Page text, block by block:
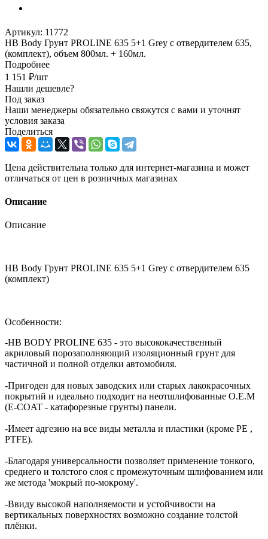
Артикул: 11772
HB Body Грунт PROLINE 635 5+1 Grey с отвердителем 635,
(комплект), объем 800мл. + 160мл.
Подробнее
1 151 ₽/шт
Нашли дешевле?
Под заказ
Наши менеджеры обязательно свяжутся с вами и уточнят
условия заказа
Поделиться
Цена действительна только для интернет-магазина и может
отличаться от цен в розничных магазинах
Описание
Описание
HB Body Грунт PROLINE 635 5+1 Grey с отвердителем 635
(комплект)
Особенности:
-HB BODY PROLINE 635 - это высококачественный
акриловый порозаполняющий изоляционный грунт для
частичной и полной отделки автомобиля.
-Пригоден для новых заводских или старых лакокрасочных
покрытий и идеально подходит на неотшлифованные O.E.M
(E-COAT - катафорезные грунты) панели.
-Имеет адгезию на все виды металла и пластики (кроме PE ,
PTFE).
-Благодаря универсальности позволяет применение тонкого,
среднего и толстого слоя с промежуточным шлифованием или
же метода 'мокрый по-мокрому'.
-Ввиду высокой наполняемости и устойчивости на
вертикальных поверхностях возможно создание толстой
плёнки.